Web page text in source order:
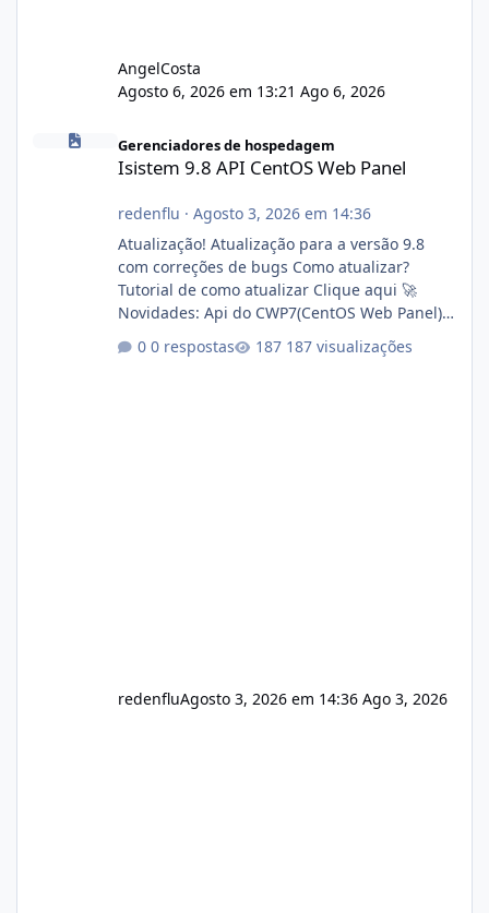
AngelCosta
Agosto 6, 2026 em 13:21 Ago 6, 2026
Gerenciadores de hospedagem
Isistem 9.8 API CentOS Web Panel
redenflu · Agosto 3, 2026 em 14:36
Atualização! Atualização para a versão 9.8
com correções de bugs Como atualizar?
Tutorial de como atualizar Clique aqui 🚀
Novidades: Api do CWP7(CentOS Web Panel)
autorizado a usasr o isistem:
0 respostas 187 visualizações
redenfluAgosto 3, 2026 em 14:36 Ago 3, 2026